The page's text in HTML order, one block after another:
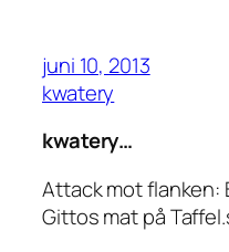
juni 10, 2013
kwatery
kwatery…
Attack mot flanken:
Gittos mat på